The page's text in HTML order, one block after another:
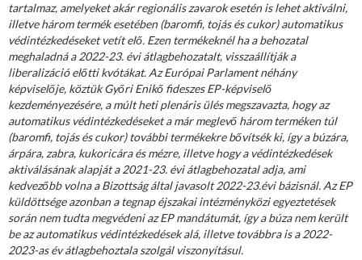
tartalmaz, amelyeket akár regionális zavarok esetén is lehet aktiválni,
illetve három termék esetében (baromfi, tojás és cukor) automatikus
védintézkedéseket vetít elő. Ezen termékeknél ha a behozatal
meghaladná a 2022-23. évi átlagbehozatalt, visszaállítják a
liberalizáció előtti kvótákat. Az Európai Parlament néhány
képviselője, köztük Győri Enikő fideszes EP-képviselő
kezdeményezésére, a múlt heti plenáris ülés megszavazta, hogy az
automatikus védintézkedéseket a már meglevő három terméken túl
(baromfi, tojás és cukor) további termékekre bővítsék ki, így a búzára,
árpára, zabra, kukoricára és mézre, illetve hogy a védintézkedések
aktiválásának alapját a 2021-23. évi átlagbehozatal adja, ami
kedvezőbb volna a Bizottság által javasolt 2022-23.évi bázisnál. Az EP
küldöttsége azonban a tegnap éjszakai intézményközi egyeztetések
során nem tudta megvédeni az EP mandátumát, így a búza nem került
be az automatikus védintézkedések alá, illetve továbbra is a 2022-
2023-as év átlagbehoztala szolgál viszonyításul.